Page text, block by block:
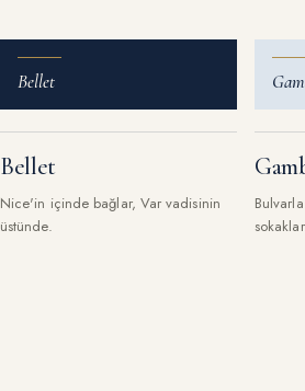
Bellet
Bellet
Nice'in içinde bağlar, Var vadisinin
üstünde.